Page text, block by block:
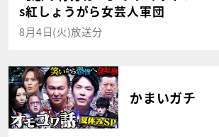
s紅しょうがら女芸人軍団
8月4日(火)放送分
かまいガチ